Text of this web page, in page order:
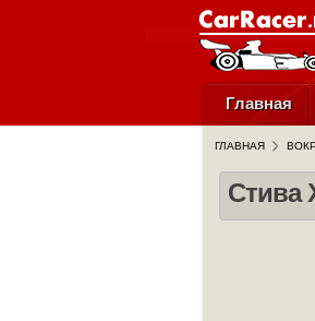
Главная
ГЛАВНАЯ
Стива